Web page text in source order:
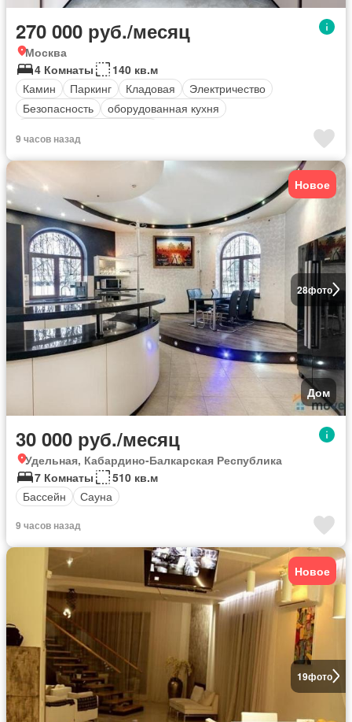
270 000 руб./месяц
Москва
4 Комнаты
140 кв.м
Камин
Паркинг Кладовая
Электричество
Безопасность
оборудованная кухня
9 часов назад
28фото
Новое
Дом
30 000 руб./месяц
Удельная, Кабардино-Балкарская Республика
7 Комнаты
510 кв.м
Бассейн
Сауна
9 часов назад
19фото
Новое